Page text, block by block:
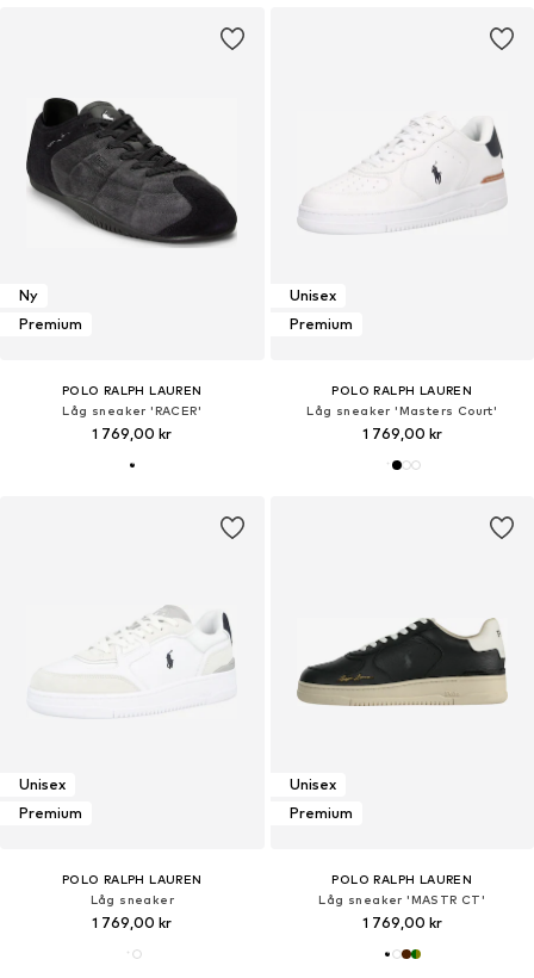
Ny
Premium
POLO RALPH LAUREN
Låg sneaker 'RACER'
1 769,00 kr
Unisex
Premium
POLO RALPH LAUREN
Låg sneaker 'Masters Court'
1 769,00 kr
Unisex
Premium
POLO RALPH LAUREN
Låg sneaker
1 769,00 kr
Unisex
Premium
POLO RALPH LAUREN
Låg sneaker 'MASTR CT'
1 769,00 kr